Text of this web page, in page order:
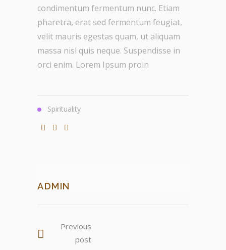
condimentum fermentum nunc. Etiam
pharetra, erat sed fermentum feugiat,
velit mauris egestas quam, ut aliquam
massa nisl quis neque. Suspendisse in
orci enim. Lorem Ipsum proin
Spirituality
ADMIN
Previous
post